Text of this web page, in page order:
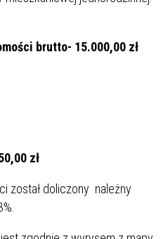
brutto- 15.000,00 zł
zł
doliczony należny